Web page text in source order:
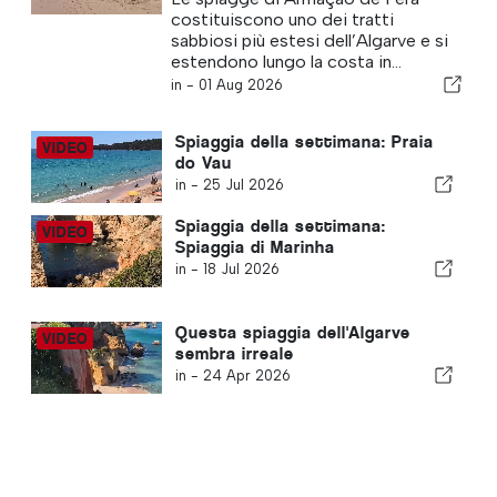
costituiscono uno dei tratti
sabbiosi più estesi dell’Algarve e si
estendono lungo la costa in...
in - 01 Aug 2026
Spiaggia della settimana: Praia
do Vau
in - 25 Jul 2026
Spiaggia della settimana:
Spiaggia di Marinha
in - 18 Jul 2026
Questa spiaggia dell'Algarve
sembra irreale
in - 24 Apr 2026